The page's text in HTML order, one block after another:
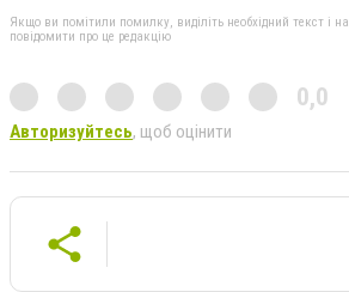
Якщо ви помітили помилку, виділіть необхідний текст і
повідомити про це редакцію
0,0
Авторизуйтесь, щоб оцінити